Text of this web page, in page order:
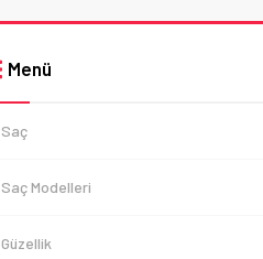
Menü
Saç
Saç Modelleri
Güzellik